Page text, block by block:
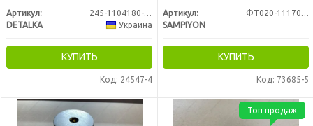
Артикул:
245-1104180-А1-06
DETALKA
Украина
КУПИТЬ
Код: 24547-4
Артикул:
ФТ020-1117010 (CS 1438 M)
SAMPIYON
КУПИТЬ
Код: 73685-5
Топ продаж